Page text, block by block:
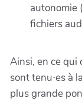
autonomie
fichiers
Ainsi, en ce qui
sont tenu⋅es à
plus grande